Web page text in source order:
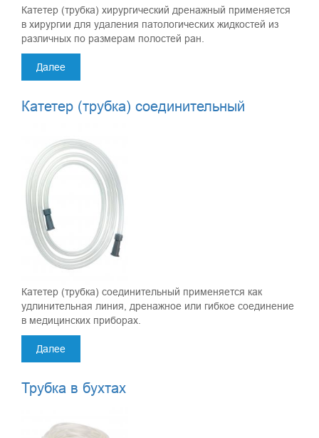
Катетер (трубка) хирургический дренажный применяется
в хирургии для удаления патологических жидкостей из
различных по размерам полостей ран.
Далее
Катетер (трубка) соединительный
Катетер (трубка) соединительный применяется как
удлинительная линия, дренажное или гибкое соединение
в медицинских приборах.
Далее
Трубка в бухтах